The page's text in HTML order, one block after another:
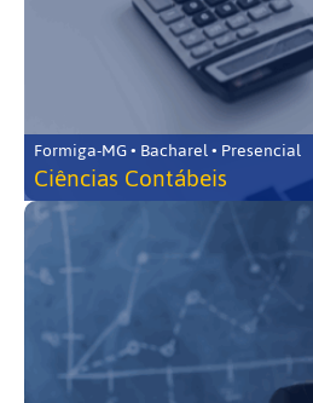
Formiga-MG • Bacharel • Presencial
Ciências Contábeis